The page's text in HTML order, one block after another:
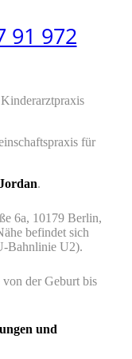
91 972
für
.
6a, 10179 Berlin,
befindet sich
Bahnlinie U2).
der Geburt bis
und